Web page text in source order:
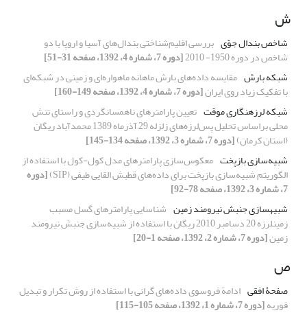
ش
شاخص بندال جوّی بررسی اقلیم‌شناختی بندال‌‌های آسیا و اروپا با دو
شاخص در دوره 1950- 2010
[دوره 7، شماره 4، 1392، صفحه 31-51]
شبکه بارش مقایسه داده‌‌های بارش ماهانه ماهواره‌‌ای و زمینی در شبکه‌‌ای
با تفکیک زیاد روی ایران[دوره 7، شماره 4، 1392، صفحه 149-160]
شبکه لرزه­نگاری موقت تعیین پارامترهای ناهمسانگردی و راستای تنش
محلی براساس تحلیل پس‌لرزه‌‌‌های زلزله 29 آذرماه 1389 محمدآباد ریگان
(استان کرمان)[دوره 7، شماره 3، 1392، صفحه 134-145]
شبیه‌سازی بازپخت معکوس‌سازی پارامترهای مدل کول-کول با استفاده از
الگوریتم شبیه‌سازی بازپخت برای داده‌های قطبش القایی طیفی (SIP) [دوره
7، شماره 3، 1392، صفحه 78-92]
شبیه‏سازی جنبش نیرومند زمین شناسایی پارامترهای گسل مسبب
زمین‏لرزه 20 دسامبر 2010 ریگان با استفاده از شبیه‌سازی جنبش نیرومند
زمین[دوره 7، شماره 2، 1392، صفحه 1-20]
ص
صفحۀ افقی ادامة فروسوی داده‌های گرانی با استفاده از روش تکرار و تبدیل
فوریه[دوره 7، شماره 1، 1392، صفحه 105-115]